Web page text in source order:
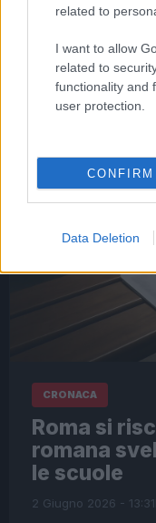
related to
I want to allow
related to
functionality and
user protection.
CONFIRM
Data Deletion
CRONACA
Roma si
romana
le scuole
2 Giugno 2026 - 13:31